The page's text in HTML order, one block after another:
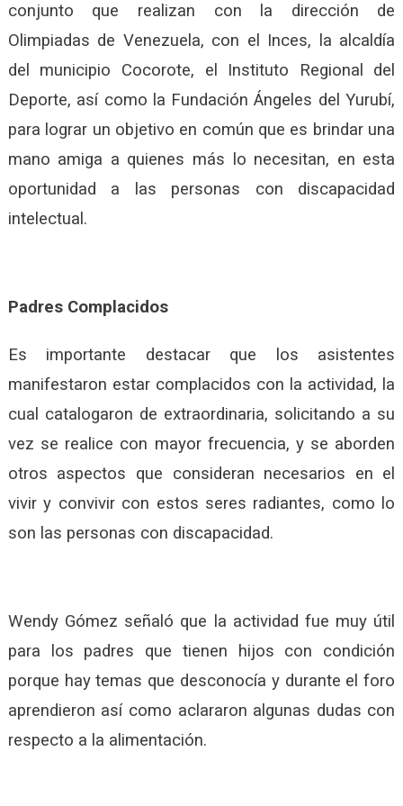
conjunto que realizan con la dirección de
Olimpiadas de Venezuela, con el Inces, la alcaldía
del municipio Cocorote, el Instituto Regional del
Deporte, así como la Fundación Ángeles del Yurubí,
para lograr un objetivo en común que es brindar una
mano amiga a quienes más lo necesitan, en esta
oportunidad a las personas con discapacidad
intelectual.
Padres Complacidos
Es importante destacar que los asistentes
manifestaron estar complacidos con la actividad, la
cual catalogaron de extraordinaria, solicitando a su
vez se realice con mayor frecuencia, y se aborden
otros aspectos que consideran necesarios en el
vivir y convivir con estos seres radiantes, como lo
son las personas con discapacidad.
Wendy Gómez señaló que la actividad fue muy útil
para los padres que tienen hijos con condición
porque hay temas que desconocía y durante el foro
aprendieron así como aclararon algunas dudas con
respecto a la alimentación.